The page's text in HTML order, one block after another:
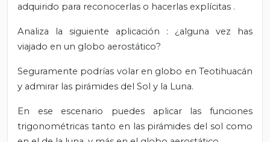
adquirido para reconocerlas o hacerlas explícitas .
Analiza la siguiente aplicación : ¿alguna vez has
viajado en un globo aerostático?
Seguramente podrías volar en globo en Teotihuacán
y admirar las pirámides del Sol y la Luna.
En ese escenario puedes aplicar las funciones
trigonométricas tanto en las pirámides del sol como